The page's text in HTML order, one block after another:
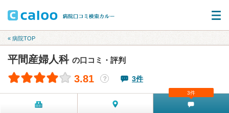
« 病院TOP
平間産婦人科 の口コミ・評判
3.81 ？ 3件
3件